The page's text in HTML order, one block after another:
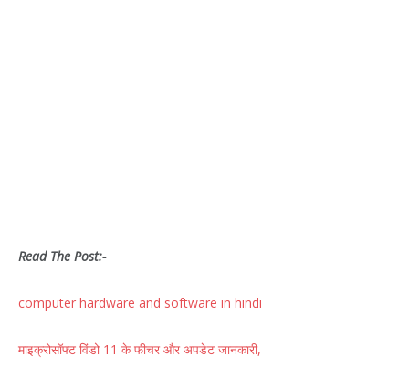
Read The Post:-
computer hardware and software in hindi
माइक्रोसॉफ्ट विंडो 11 के फीचर और अपडेट जानकारी,